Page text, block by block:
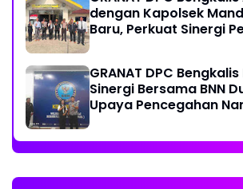
dengan Kapolsek
Baru, Perkuat Sinergi
GRANAT DPC
Sinergi Bersama BNN
Upaya Pencegahan